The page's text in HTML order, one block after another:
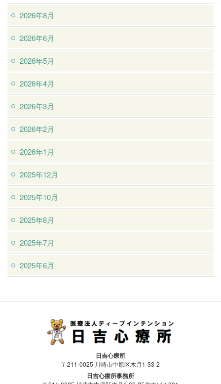
2026年8月
2026年6月
2026年5月
2026年4月
2026年3月
2026年2月
2026年1月
2025年12月
2025年10月
2025年8月
2025年7月
2025年6月
医療法人ディープインテンション日吉
心療所
日吉心療所
〒211-0025 川崎市中原区木月1-33-2
日吉心療所事務所